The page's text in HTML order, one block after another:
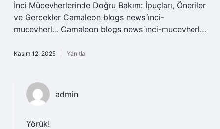
İnci Mücevherlerinde Doğru Bakım: İpuçları, Öneriler
ve Gercekler Camaleon blogs news i̇nci-
mucevherl… Camaleon blogs news i̇nci-mucevherl…
Kasım 12, 2025 Yanıtla
admin
Yörük!